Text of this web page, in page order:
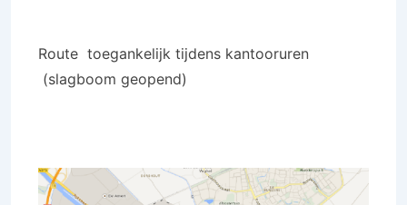
Route toegankelijk tijdens kantooruren
(slagboom geopend)